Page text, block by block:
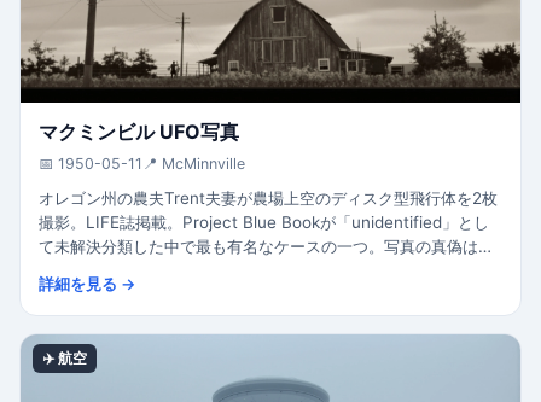
マクミンビル UFO写真
📅 1950-05-11 📍 McMinnville
オレゴン州の農夫Trent夫妻が農場上空のディスク型飛行体を2枚
撮影。LIFE誌掲載。Project Blue Bookが「unidentified」とし
て未解決分類した中で最も有名なケースの一つ。写真の真偽は今
詳細を見る →
✈️ 航空